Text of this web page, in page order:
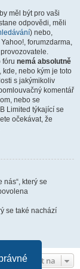
měl být pro vaši
odpovědi, měli
) nebo,
forumzdarma,
fóru nemá absolutně
kde, nebo kým je toto
s jakýmikoliv
komentář
nebo se
Limited týkající se
očekávat, že
který se
se také nachází
Přejít na